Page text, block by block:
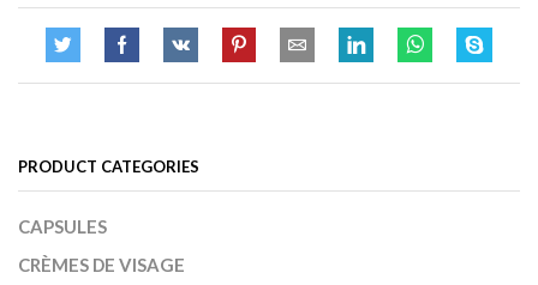
PRODUCT CATEGORIES
CAPSULES
CRÈMES DE VISAGE